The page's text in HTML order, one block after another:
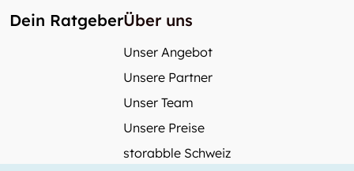
Dein RatgeberÜber uns
Unser Angebot
Unsere Partner
Unser Team
Unsere Preise
storabble Schweiz